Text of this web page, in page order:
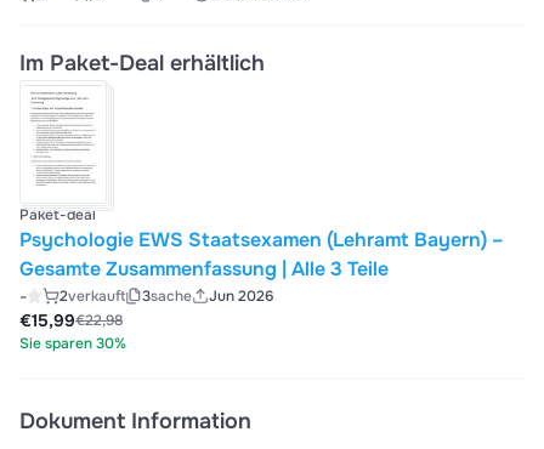
Im Paket-Deal erhältlich
Paket-deal
Psychologie EWS Staatsexamen (Lehramt Bayern) –
Gesamte Zusammenfassung | Alle 3 Teile
- 2verkauft 3sache
Jun 2026
€22,98
€15,99
Sie sparen 30%
Dokument Information